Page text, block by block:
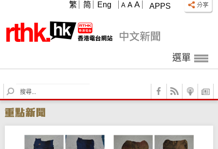
APPS
A A A
繁 简 Eng
選單
S
e
a
r
c